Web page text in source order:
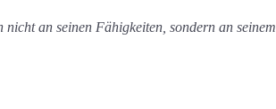
nicht an seinen Fähigkeiten, sondern an seinem